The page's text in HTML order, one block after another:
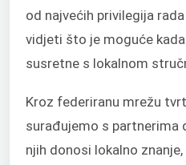
od najvećih privilegija
vidjeti što je moguće
susretne s lokalnom
Kroz federiranu mrežu
surađujemo s partnerima
njih donosi lokalno